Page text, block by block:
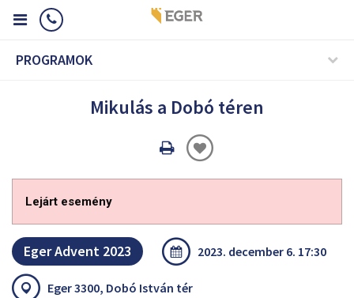
PROGRAMOK
Mikulás a Dobó téren
Oldal
Lejárt esemény
Eger Advent 2023 2023. december 6. 17:30
Eger 3300, Dobó István tér